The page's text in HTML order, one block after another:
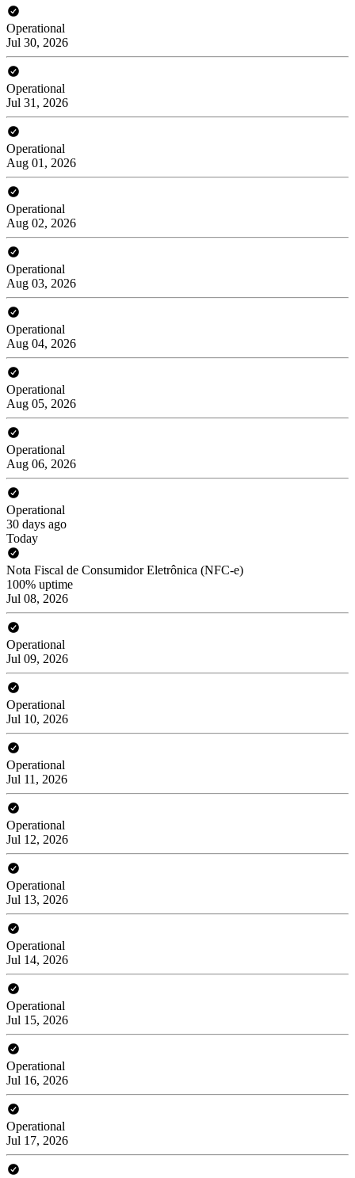
Operational
Jul 30, 2026
Operational
Jul 31, 2026
Operational
Aug 01, 2026
Operational
Aug 02, 2026
Operational
Aug 03, 2026
Operational
Aug 04, 2026
Operational
Aug 05, 2026
Operational
Aug 06, 2026
Operational
30 days ago
Today
Nota Fiscal de Consumidor Eletrônica (NFC-e)
100% uptime
Jul 08, 2026
Operational
Jul 09, 2026
Operational
Jul 10, 2026
Operational
Jul 11, 2026
Operational
Jul 12, 2026
Operational
Jul 13, 2026
Operational
Jul 14, 2026
Operational
Jul 15, 2026
Operational
Jul 16, 2026
Operational
Jul 17, 2026